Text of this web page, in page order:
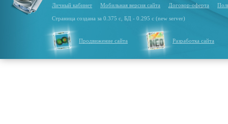
Личный кабинет Мобильная версия сайта Договор-оферта
Страница создана за 0.375 с, БД - 0.295 с (new server)
Продвижение сайта Разработка сайта